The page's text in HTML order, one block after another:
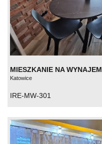
MIESZKANIE NA WYNAJEM
Katowice
IRE-MW-301